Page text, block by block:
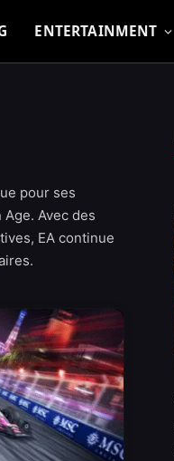
ENTERTAINMENT
pour ses
Avec des
EA continue